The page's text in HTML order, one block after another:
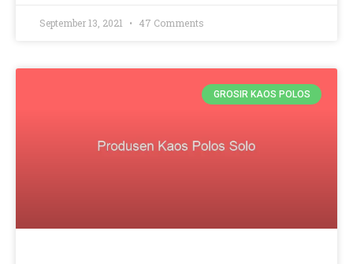
September 13, 2021 47 Comments
GROSIR KAOS POLOS